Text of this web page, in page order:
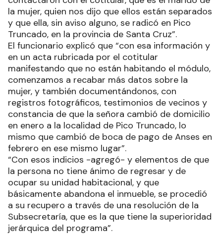
la mujer, quien nos dijo que ellos están separados
y que ella, sin aviso alguno, se radicó en Pico
Truncado, en la provincia de Santa Cruz”.
El funcionario explicó que “con esa información y
en un acta rubricada por el cotitular
manifestando que no están habitando el módulo,
comenzamos a recabar más datos sobre la
mujer, y también documentándonos, con
registros fotográficos, testimonios de vecinos y
constancia de que la señora cambió de domicilio
en enero a la localidad de Pico Truncado, lo
mismo que cambió de boca de pago de Anses en
febrero en ese mismo lugar”.
“Con esos indicios -agregó- y elementos de que
la persona no tiene ánimo de regresar y de
ocupar su unidad habitacional, y que
básicamente abandona el inmueble, se procedió
a su recupero a través de una resolución de la
Subsecretaría, que es la que tiene la superioridad
jerárquica del programa”.